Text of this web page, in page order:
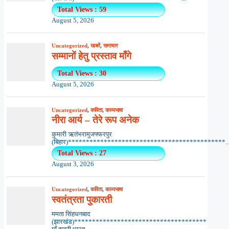
Total Views : 59
August 5, 2026
Uncategorized,खबरें,समाचार
सम्मानों हेतु प्रस्ताव माँगे
Total Views : 30
August 5, 2026
Uncategorized,कविता,काव्यभाषा
नीरा आर्य – तेरे रूप अनेक
कुमारी ऋतंभरामुजफ्फरपुर
Total Views : 27
August 3, 2026
Uncategorized,कविता,काव्यभाषा
स्वतंत्रता पुकारती
ममता सिंहधनबाद
(झारखंड)*************************************